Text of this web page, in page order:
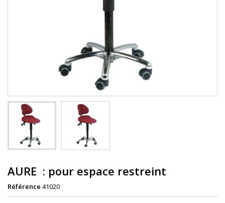
AURE : pour espace restreint
Référence 41020